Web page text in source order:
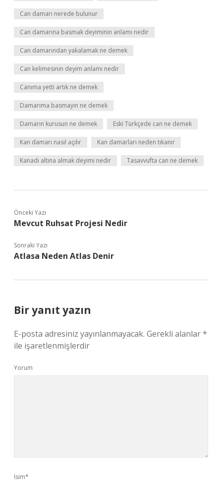
Can damarı nerede bulunur
Can damarına basmak deyiminin anlamı nedir
Can damarından yakalamak ne demek
Can kelimesinin deyim anlamı nedir
Canıma yetti artık ne demek
Damarıma basmayın ne demek
Damarın kurusun ne demek Eski Türkçede can ne demek
Kan damarı nasıl açılır Kan damarları neden tıkanır
Kanadı altına almak deyimi nedir Tasavvufta can ne demek
Önceki Yazı
Mevcut Ruhsat Projesi Nedir
Sonraki Yazı
Atlasa Neden Atlas Denir
Bir yanıt yazın
E-posta adresiniz yayınlanmayacak. Gerekli alanlar*
ile işaretlenmişlerdir
Yorum
İsim*